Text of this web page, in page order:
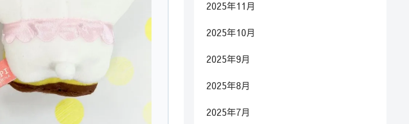
2025年11月
2025年10月
2025年9月
2025年8月
2025年7月